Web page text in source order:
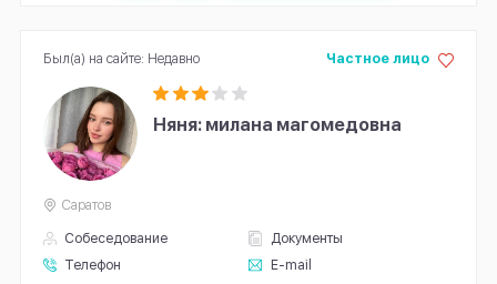
Няня: милана магомедовна
Собеседование
Документы
Телефон
E-mail
Частное лицо
Саратов
Был(а) на сайте: Недавно